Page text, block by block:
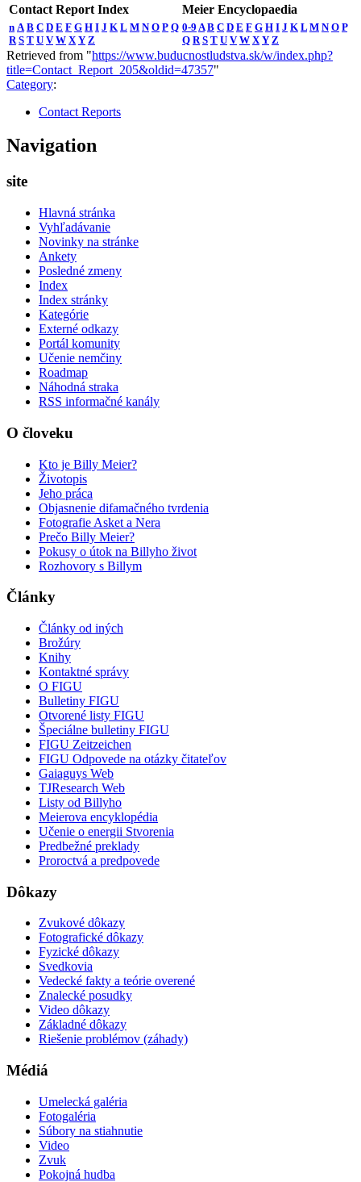
Contact Report Index Meier Encyclopaedia
n A B C D E F G H I J K L M N O P Q
R S T U V W X Y Z
0-9 A B C D E F G H I J K L M N O P
Q R S T U V W X Y Z
Retrieved from "https://www.buducnostludstva.sk/w/index.php?
title=Contact_Report_205&oldid=47357"
Category:
Contact Reports
Navigation
site
Hlavná stránka
Vyhľadávanie
Novinky na stránke
Ankety
Posledné zmeny
Index
Index stránky
Kategórie
Externé odkazy
Portál komunity
Učenie nemčiny
Roadmap
Náhodná straka
RSS informačné kanály
O človeku
Kto je Billy Meier?
Životopis
Jeho práca
Objasnenie difamačného tvrdenia
Fotografie Asket a Nera
Prečo Billy Meier?
Pokusy o útok na Billyho život
Rozhovory s Billym
Články
Články od iných
Brožúry
Knihy
Kontaktné správy
O FIGU
Bulletiny FIGU
Otvorené listy FIGU
Špeciálne bulletiny FIGU
FIGU Zeitzeichen
FIGU Odpovede na otázky čitateľov
Gaiaguys Web
TJResearch Web
Listy od Billyho
Meierova encyklopédia
Učenie o energii Stvorenia
Predbežné preklady
Proroctvá a predpovede
Dôkazy
Zvukové dôkazy
Fotografické dôkazy
Fyzické dôkazy
Svedkovia
Vedecké fakty a teórie overené
Znalecké posudky
Video dôkazy
Základné dôkazy
Riešenie problémov (záhady)
Médiá
Umelecká galéria
Fotogaléria
Súbory na stiahnutie
Video
Zvuk
Pokojná hudba